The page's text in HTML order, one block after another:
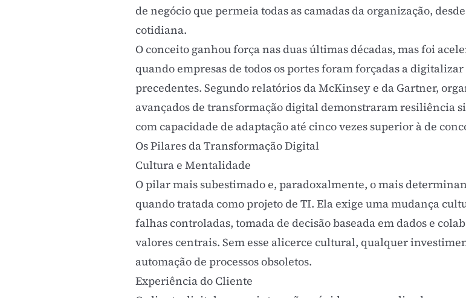
de negócio que permeia todas as camadas da organização,
cotidiana.
O conceito ganhou força nas duas últimas décadas, mas foi
quando empresas de todos os portes foram forçadas a
precedentes. Segundo relatórios da McKinsey e da Gartner,
avançados de transformação digital demonstraram resiliência
com capacidade de adaptação até cinco vezes superior à de
Os Pilares da Transformação Digital
Cultura e Mentalidade
O pilar mais subestimado e, paradoxalmente, o mais
quando tratada como projeto de TI. Ela exige uma mudança
falhas controladas, tomada de decisão baseada em dados e
valores centrais. Sem esse alicerce cultural, qualquer
automação de processos obsoletos.
Experiência do Cliente